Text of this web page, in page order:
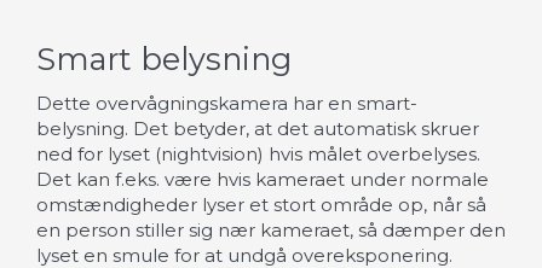
Smart belysning
Dette overvågningskamera har en smart-
belysning. Det betyder, at det automatisk skruer
ned for lyset (nightvision) hvis målet overbelyses.
Det kan f.eks. være hvis kameraet under normale
omstændigheder lyser et stort område op, når så
en person stiller sig nær kameraet, så dæmper den
lyset en smule for at undgå overeksponering.